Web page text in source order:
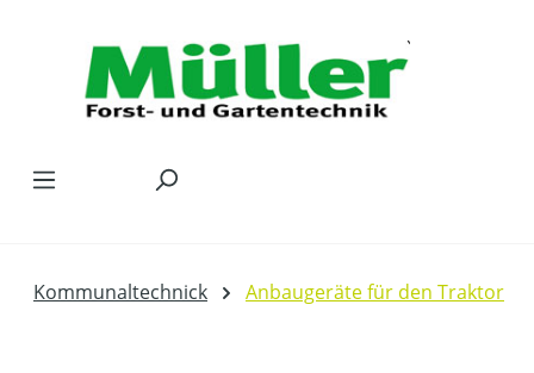
Kommunaltechnick Anbaugeräte für den Traktor